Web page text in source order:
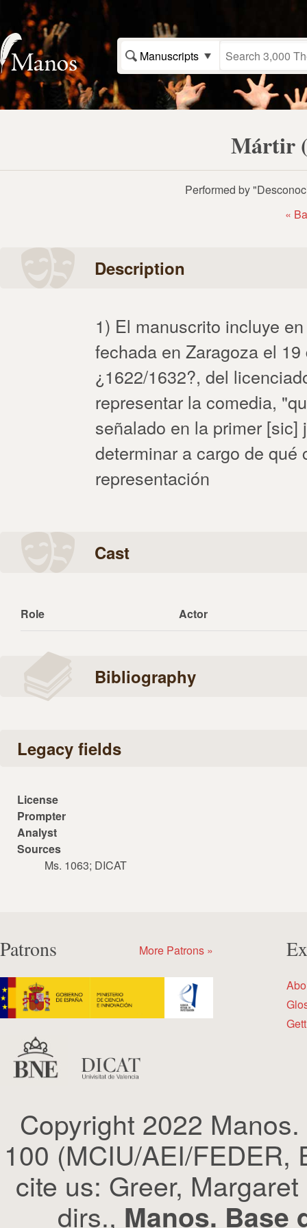
Manuscripts
Mártir
Performed by
«
Description
1) El manuscrito incluye
fechada en Zaragoza el
¿1622/1632?, del
representar la comedia,
señalado en la primer
determinar a cargo de qué
representación
Cast
Role Actor
Bibliography
Legacy fields
License
Prompter
Analyst
Sources
Ms. 1063; DICAT
Patrons More Patrons »
Copyright 2022
100 (MCIU/AEI/
cite us: Greer,
dirs., Manos. Base